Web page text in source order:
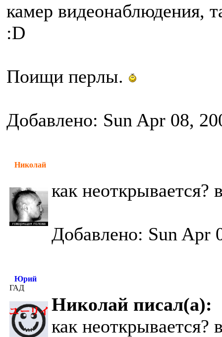
камер видеонаблюдения,
:D
Поищи перлы.
Добавлено: Sun Apr 08,
Николай
как неоткрывается?
Добавлено: Sun Apr
Юрий
ГАД
Николай писал(а):
как неоткрывается?